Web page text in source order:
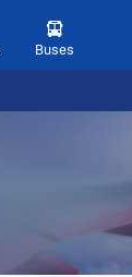
Buses